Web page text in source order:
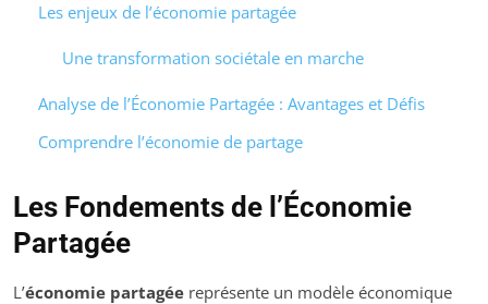
Les enjeux de l’économie partagée
Une transformation sociétale en marche
Analyse de l’Économie Partagée : Avantages et Défis
Comprendre l’économie de partage
Les Fondements de l’Économie
Partagée
L’économie partagée représente un modèle économique